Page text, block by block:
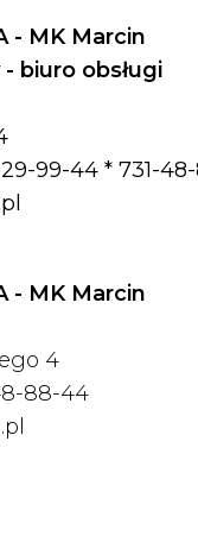
- MK Marcin
- biuro obsługi
99-44 * 731-
- MK Marcin
4
88-44